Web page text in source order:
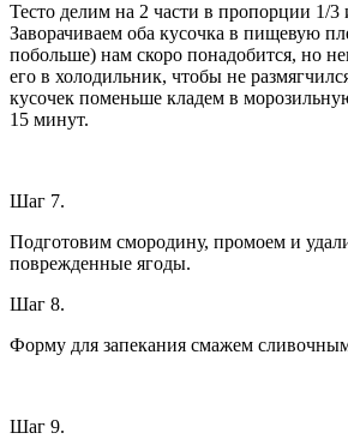
Тесто делим на 2 части в пропорции 1/
Заворачиваем оба кусочка в пищевую
побольше) нам скоро понадобится, но
его в холодильник, чтобы не
кусочек поменьше кладем в
15 минут.
Шаг 7.
Подготовим смородину, промоем и
поврежденные ягоды.
Шаг 8.
Форму для запекания смажем
Шаг 9.